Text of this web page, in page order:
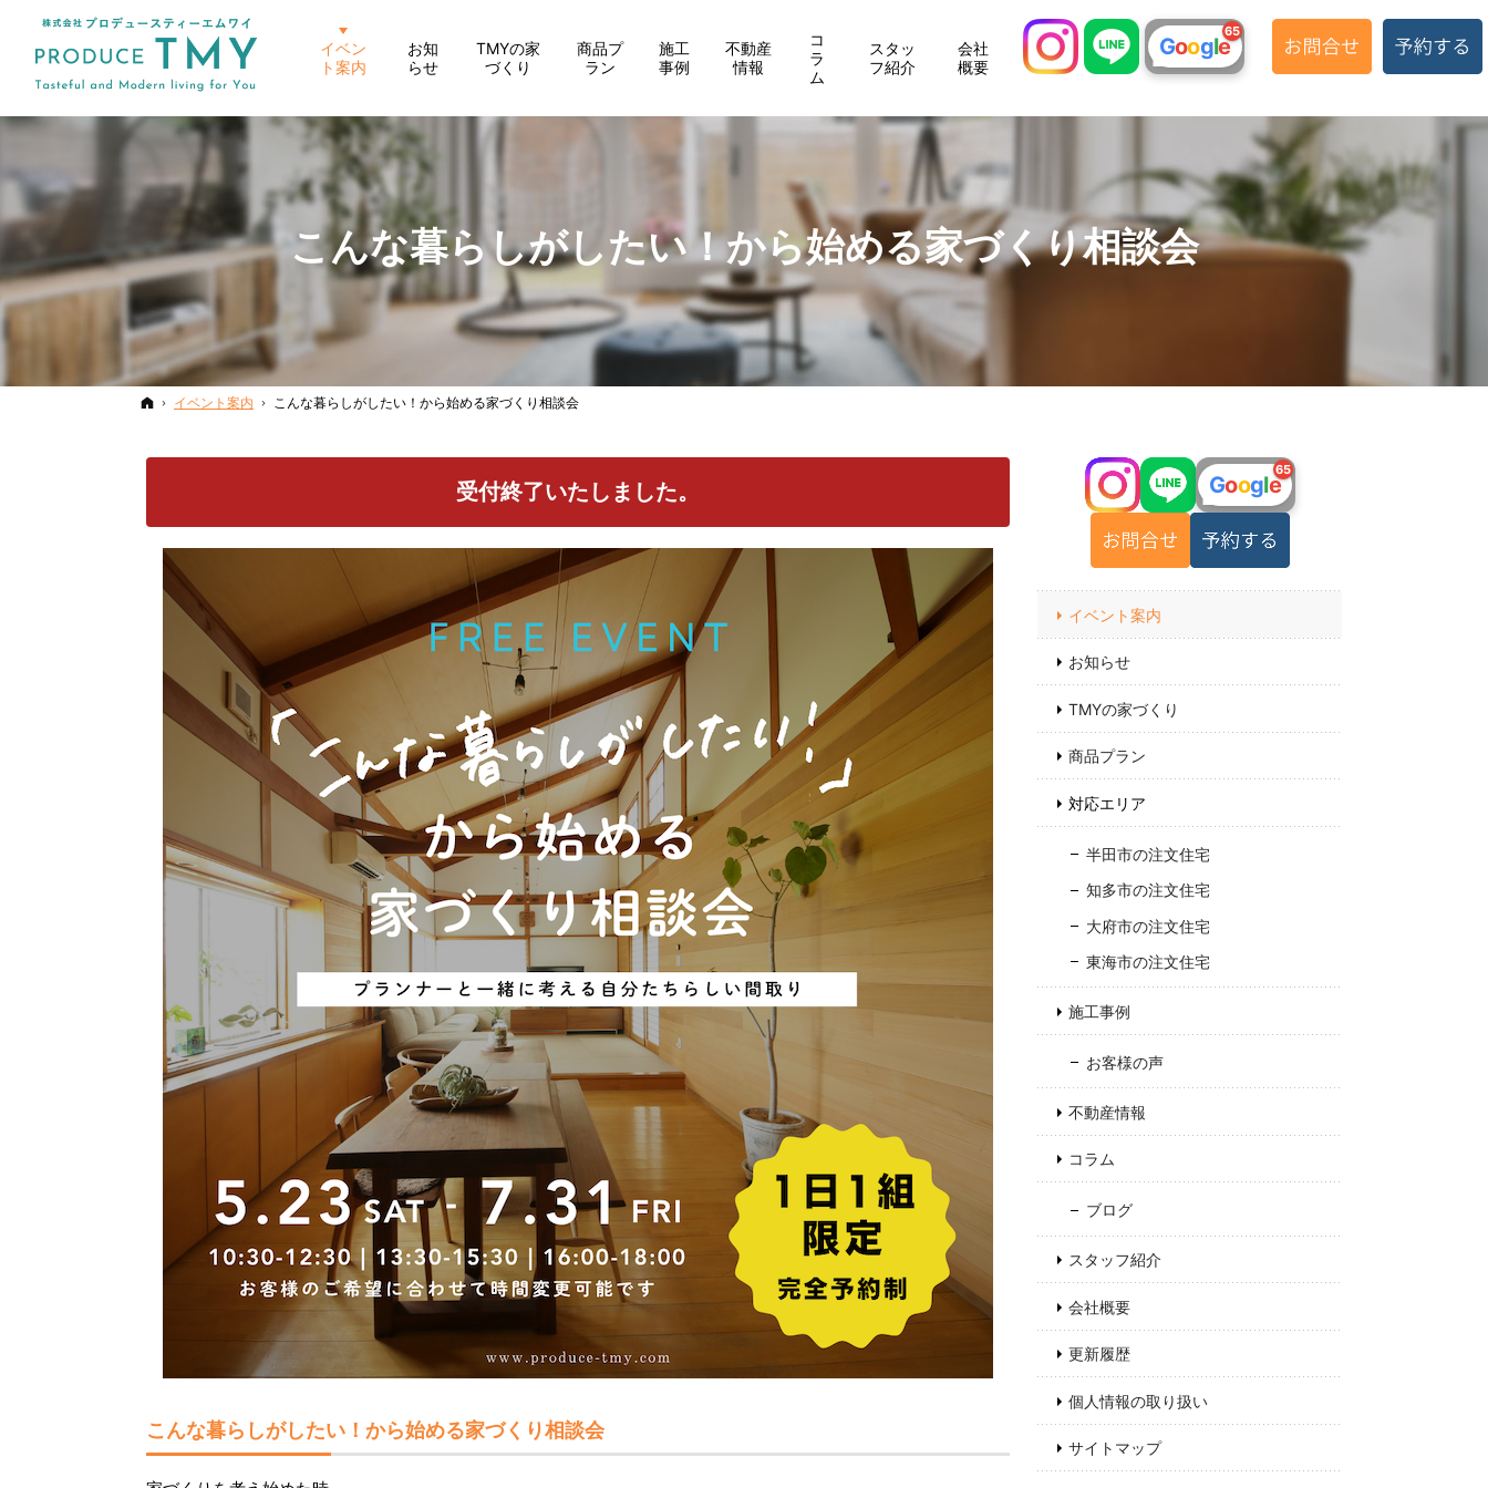
こんな暮らしがしたい！から始める家づくり相談会
ホーム
イベント案内 こんな暮らしがしたい！から始める家づくり相談会
受付終了いたしました。
こんな暮らしがしたい！から始める家づくり相談会
Google
65
イベント案内
お知らせ
TMYの家づくり
商品プラン
対応エリア
半田市の注文住宅
知多市の注文住宅
大府市の注文住宅
東海市の注文住宅
施工事例
お客様の声
不動産情報
コラム
ブログ
スタッフ紹介
会社概要
更新履歴
個人情報の取り扱い
サイトマップ
イベン
ト案内
お知
らせ
TMYの家
づくり
商品プ
ラン
施工
事例
不動産
情報
コ
ラ
ム
スタッ
フ紹介
会社
概要
Google
65